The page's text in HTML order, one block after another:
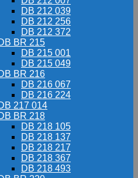
DB 212 039
DB 212 256
DB 212 372
BR 215
DB 215 001
DB 215 049
BR 216
DB 216 067
DB 216 224
217 014
BR 218
DB 218 105
DB 218 137
DB 218 217
DB 218 367
DB 218 493